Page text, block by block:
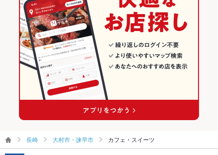
長崎 大村市・諫早市 カフェ・スイーツ